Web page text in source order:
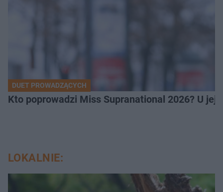
DUET PROWADZĄCYCH
Kto poprowadzi Miss Supranational 2026? U jej
LOKALNIE: